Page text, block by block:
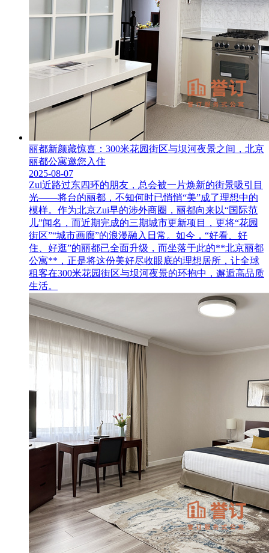
丽都新颜藏惊喜：300米花园街区与坝河夜景之间，北京
丽都公寓邀您入住
2025-08-07
Zui近路过东四环的朋友，总会被一片焕新的街景吸引目
光——将台的丽都，不知何时已悄悄“美”成了理想中的
模样。作为北京Zui早的涉外商圈，丽都向来以“国际范
儿”闻名，而近期完成的三期城市更新项目，更将“花园
街区”“城市画廊”的浪漫融入日常。如今，“好看、好
住、好逛”的丽都已全面升级，而坐落于此的**北京丽都
公寓**，正是将这份美好尽收眼底的理想居所，让全球
租客在300米花园街区与坝河夜景的环抱中，邂逅高品质
生活。